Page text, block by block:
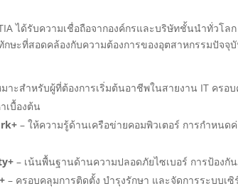
ได้รับความเชื่อถือจากองค์กรและบริษัทชั้นนำทั่วโล
ษะที่สอดคล้องกับความต้องการของอุตสาหกรรมปัจจุ
าะสำหรับผู้ที่ต้องการเริ่มต้นอาชีพในสายงาน IT คร
เบื้องต้น
– ให้ความรู้ด้านเครือข่ายคอมพิวเตอร์ การกำหนด
– เน้นพื้นฐานด้านความปลอดภัยไซเบอร์ การป้องกั
– ครอบคลุมการติดตั้ง บำรุงรักษา และจัดการระบบเซิ